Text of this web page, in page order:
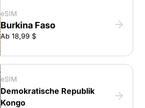
eSIM
Burkina Faso
Ab 18,99 $
eSIM
Demokratische Republik
Kongo